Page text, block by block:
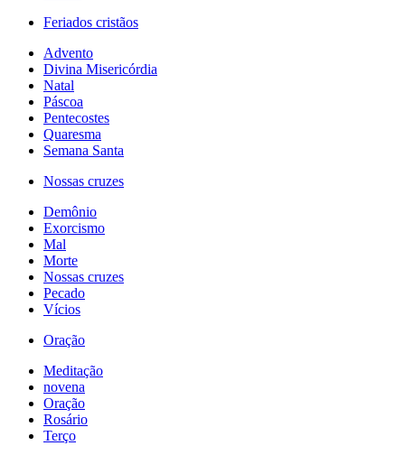
Feriados cristãos
Advento
Divina Misericórdia
Natal
Páscoa
Pentecostes
Quaresma
Semana Santa
Nossas cruzes
Demônio
Exorcismo
Mal
Morte
Nossas cruzes
Pecado
Vícios
Oração
Meditação
novena
Oração
Rosário
Terço